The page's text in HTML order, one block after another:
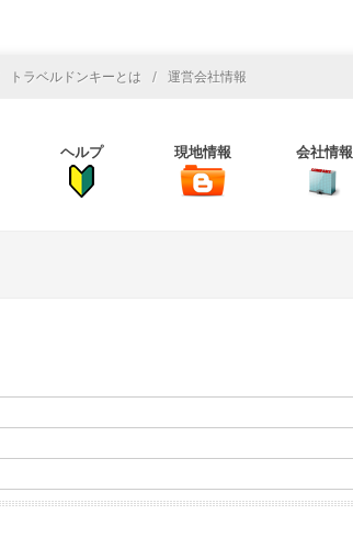
トラベルドンキーとは / 運営会社情報
ヘルプ 現地情報 会社情報